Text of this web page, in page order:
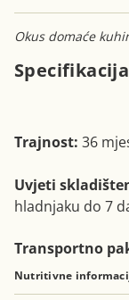
Okus domaće
Trajnost: 36
Uvjeti
hladnjaku do 7
Transportno
Nutritivne